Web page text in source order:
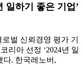
일하기 좋은 기업’
벌 신뢰경영 평가 기
리아 선정 ‘2024년 일
다. 한국레노버,